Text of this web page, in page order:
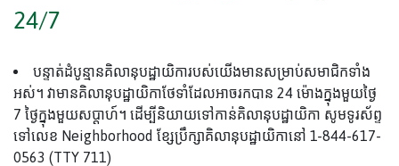
24/7
បន្ទាត់ដំបូន្មានគិលានុបដ្ឋាយិការបស់យើងមានសម្រាប់សមាជិកទាំង
អស់។ វាមានគិលានុបដ្ឋាយិកាថែទាំដែលអាចរកបាន 24 ម៉ោងក្នុងមួយថ្ងៃ
7 ថ្ងៃក្នុងមួយសប្តាហ៍។ ដើម្បីនិយាយទៅកាន់គិលានុបដ្ឋាយិកា សូមទូរស័ព្ទ
ទៅលេខ Neighborhood ខ្សែប្រឹក្សាគិលានុបដ្ឋាយិកានៅ 1-844-617-
0563 (TTY 711)